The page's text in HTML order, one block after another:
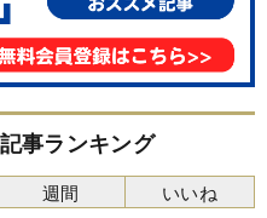
事ランキング
週間 いいね